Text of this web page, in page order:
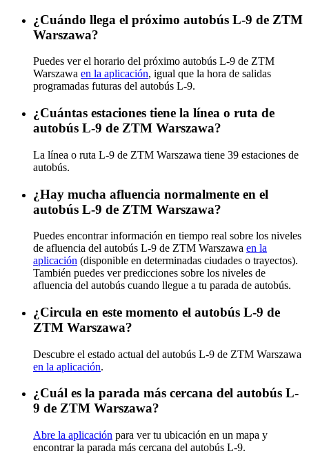
¿Cuándo llega el próximo autobús L-9 de ZTM
Warszawa?
Puedes ver el horario del próximo autobús L-9 de ZTM
Warszawa en la aplicación, igual que la hora de salidas
programadas futuras del autobús L-9.
¿Cuántas estaciones tiene la línea o ruta de
autobús L-9 de ZTM Warszawa?
La línea o ruta L-9 de ZTM Warszawa tiene 39 estaciones de
autobús.
¿Hay mucha afluencia normalmente en el
autobús L-9 de ZTM Warszawa?
Puedes encontrar información en tiempo real sobre los niveles
de afluencia del autobús L-9 de ZTM Warszawa en la
aplicación (disponible en determinadas ciudades o trayectos).
También puedes ver predicciones sobre los niveles de
afluencia del autobús cuando llegue a tu parada de autobús.
¿Circula en este momento el autobús L-9 de
ZTM Warszawa?
Descubre el estado actual del autobús L-9 de ZTM Warszawa
en la aplicación.
¿Cuál es la parada más cercana del autobús L-
9 de ZTM Warszawa?
Abre la aplicación para ver tu ubicación en un mapa y
encontrar la parada más cercana del autobús L-9.